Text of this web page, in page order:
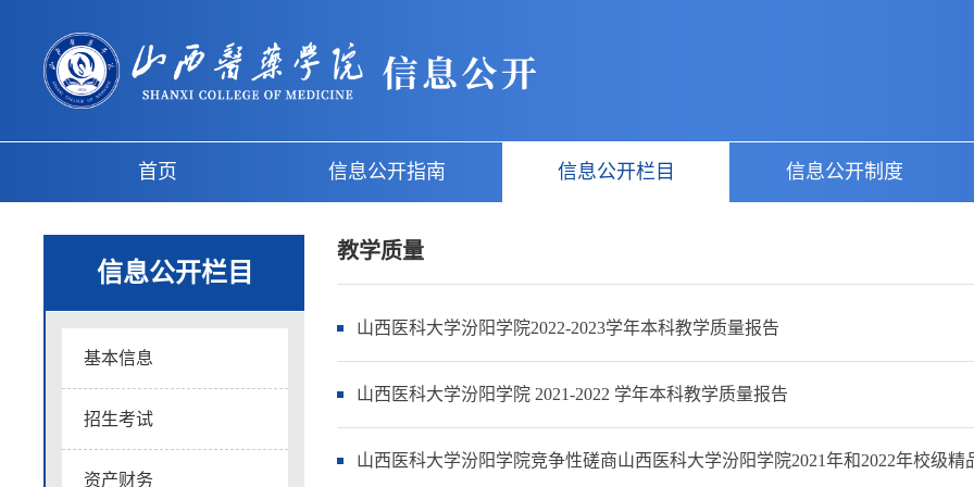
首页 信息公开指南 信息公开栏目 信息公开制度
信息公开栏目
基本信息
招生考试
资产财务
教学质量
山西医科大学汾阳学院2022-2023学年本科教学质量报告
山西医科大学汾阳学院 2021-2022 学年本科教学质量报告
山西医科大学汾阳学院竞争性磋商山西医科大学汾阳学院2021年和2022年校级精品共享、